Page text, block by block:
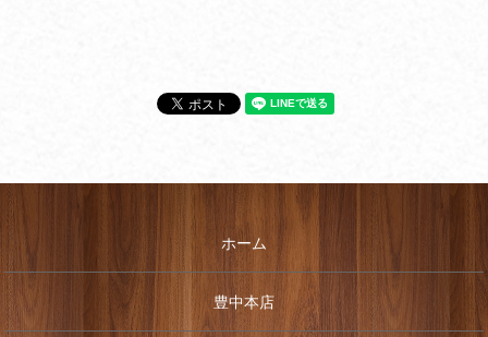
ホーム
豊中本店